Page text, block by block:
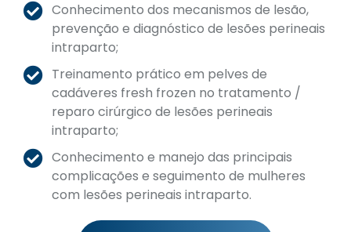
Conhecimento dos mecanismos de lesão,
prevenção e diagnóstico de lesões perineais
intraparto;
Treinamento prático em pelves de
cadáveres fresh frozen no tratamento /
reparo cirúrgico de lesões perineais
intraparto;
Conhecimento e manejo das principais
complicações e seguimento de mulheres
com lesões perineais intraparto.